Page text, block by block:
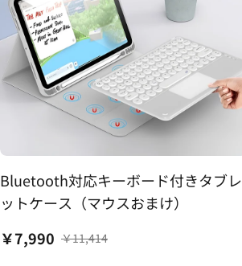
Bluetooth対応キーボード付きタブレ
ットケース（マウスおまけ）
￥7,990 ￥11,414